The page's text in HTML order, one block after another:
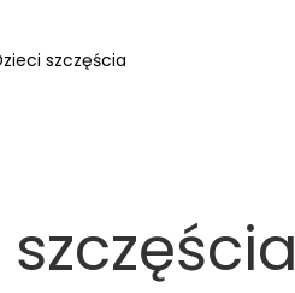
szczęścia
szczęścia